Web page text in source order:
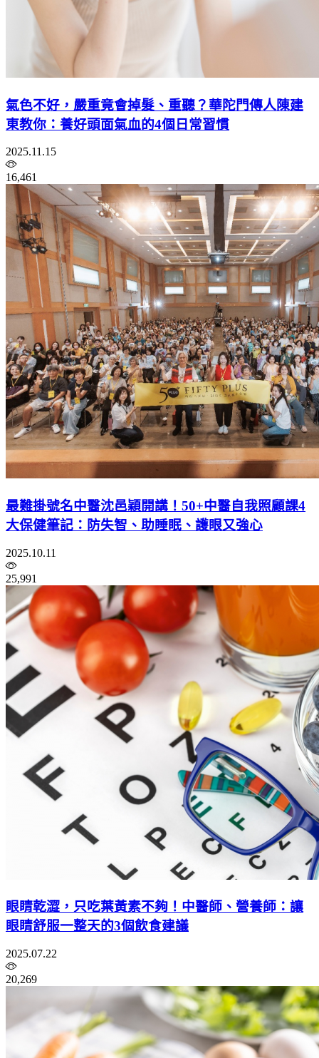
氣色不好，嚴重竟會掉髮、重聽？華陀門傳人陳建
東教你：養好頭面氣血的4個日常習慣
2025.11.15
16,461
最難掛號名中醫沈邑穎開講！50+中醫自我照顧課4
大保健筆記：防失智、助睡眠、護眼又強心
2025.10.11
25,991
眼睛乾澀，只吃葉黃素不夠！中醫師、營養師：讓
眼睛舒服一整天的3個飲食建議
2025.07.22
20,269